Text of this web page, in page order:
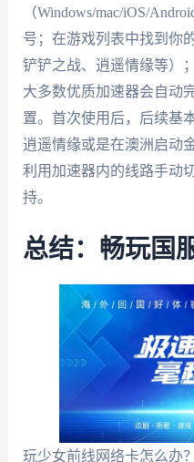
（Windows/mac/iOS/
号；在游戏列表中找到你
铲铲之战、逍遥情缘等）
大多数优质加速器会自动
置。首次使用后，后续基
逍遥情缘或是在澳洲启动
利用加速器内的线路手动
持。
总结：畅玩国
玩少女前线网络卡怎么办